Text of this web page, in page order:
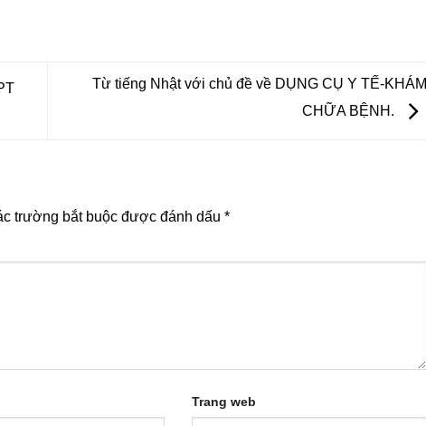
Từ tiếng Nhật với chủ đề về DỤNG CỤ Y TẾ-KHÁM
CHỮA BỆNH.
trường bắt buộc được đánh dấu *
Trang web